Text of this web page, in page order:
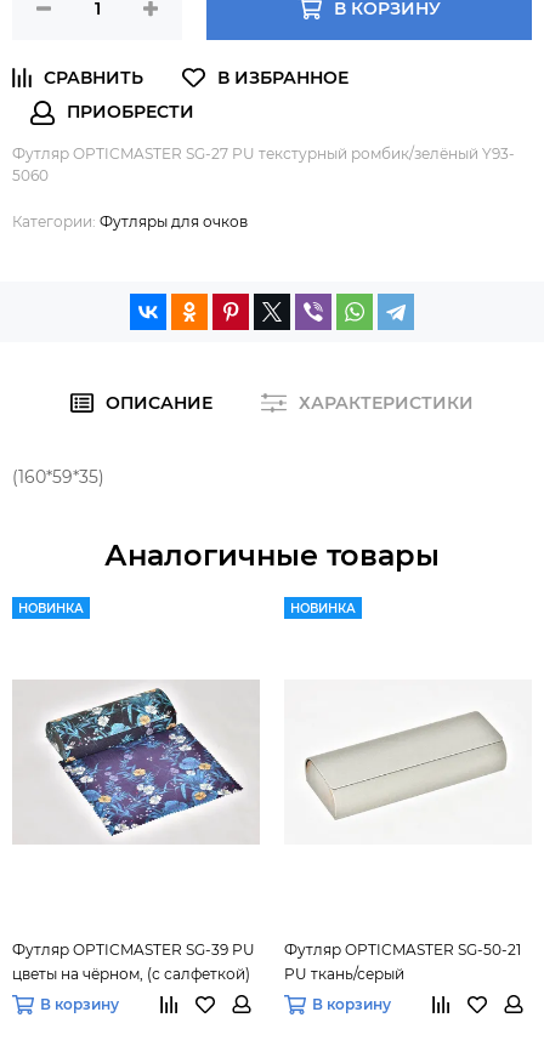
В КОРЗИНУ
Футляр OPTICMASTER SG-27 PU текстурный ромбик/зелёный Y93-
5060
Категории: Футляры для очков
ОПИСАНИЕ ХАРАКТЕРИСТИКИ
(160*59*35)
Аналогичные товары
НОВИНКА
Футляр OPTICMASTER SG-39 PU
цветы на чёрном, (с салфеткой)
В корзину
НОВИНКА
Футляр OPTICMASTER SG-50-21
PU ткань/серый
В корзину